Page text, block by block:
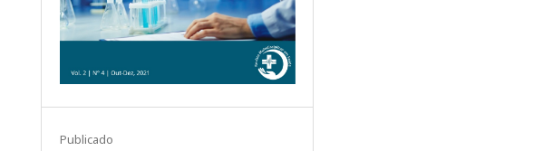
Publicado